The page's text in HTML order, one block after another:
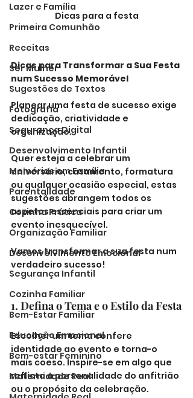
Lazer e Família
Primeira Comunhão
Receitas
Ser Mulher
Sugestões de Textos
Fotografia
Segurança Digital
Desenvolvimento Infantil
Memórias em Família
Parentalidade
Cozinha Prática
Organização Familiar
Desenvolvimento Emocional
Segurança Infantil
Cozinha Familiar
Bem-Estar Familiar
Educação Emocional
Bem-estar Feminino
Maternidade Real
Dicas para a festa
Dicas para Transformar a Sua Festa
num Sucesso Memorável
Planear uma festa de sucesso exige
dedicação, criatividade e
organização.
Quer esteja a celebrar um
aniversário, casamento, formatura
ou qualquer ocasião especial, estas
sugestões abrangem todos os
aspetos essenciais para criar um
evento inesquecível.
Vamos transformar a sua festa num
verdadeiro sucesso!
1. Defina o Tema e o Estilo da Festa
Escolher um tema confere
identidade ao evento e torna-o
mais coeso. Inspire-se em algo que
reflicta a personalidade do anfitrião
ou o propósito da celebração.